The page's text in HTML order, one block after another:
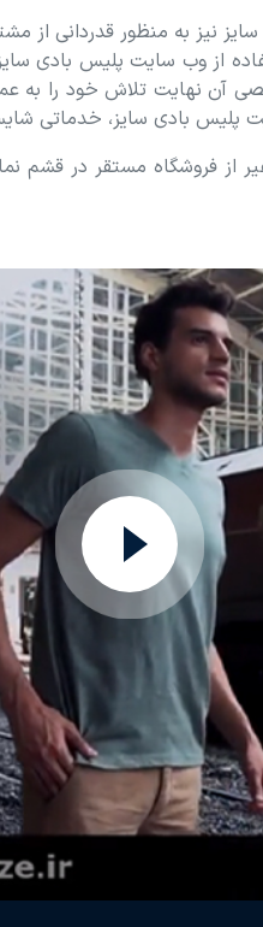
نیز به منظور قدردانی از
از وب‏ سایت پلیس بادی سایز
نهایت تلاش خود را به عمل
بادی سایز، خدماتی
از فروشگاه مستقر در